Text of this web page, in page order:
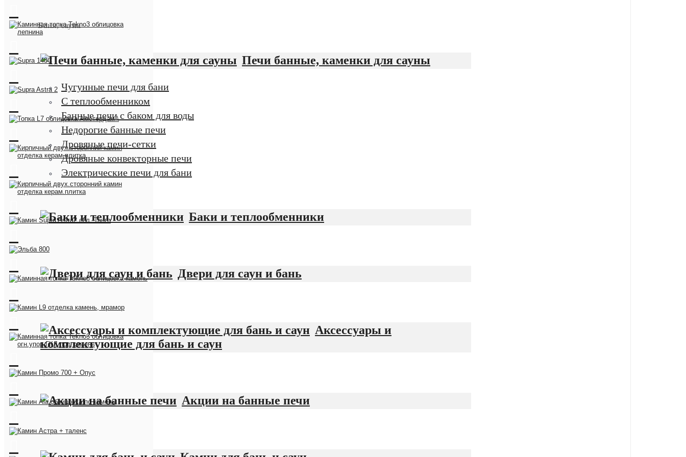
Баня, сауна
Печи банные, каменки для сауны
Чугунные печи для бани
С теплообменником
Банные печи с баком для воды
Недорогие банные печи
Дровяные печи-сетки
Дровяные конвекторные печи
Электрические печи для бани
Баки и теплообменники
Двери для саун и бань
Аксессуары и
комплектующие для бань и саун
Акции на банные печи